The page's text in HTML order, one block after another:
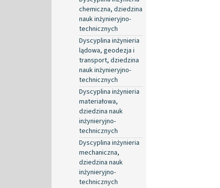
chemiczna, dziedzina
nauk inżynieryjno-
technicznych
Dyscyplina inżynieria
lądowa, geodezja i
transport, dziedzina
nauk inżynieryjno-
technicznych
Dyscyplina inżynieria
materiałowa,
dziedzina nauk
inżynieryjno-
technicznych
Dyscyplina inżynieria
mechaniczna,
dziedzina nauk
inżynieryjno-
technicznych